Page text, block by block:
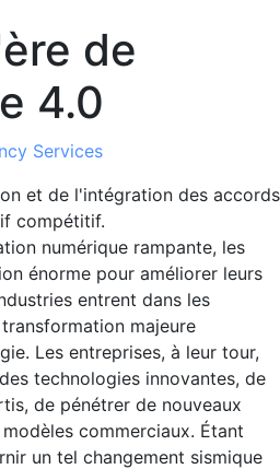
de
4.0
Services
et de l'intégration des accords
compétitif.
numérique rampante, les
énorme pour améliorer leurs
entrent dans les
majeure
Les entreprises, à leur tour,
technologies innovantes, de
de pénétrer de nouveaux
commerciaux. Étant
un tel changement sismique